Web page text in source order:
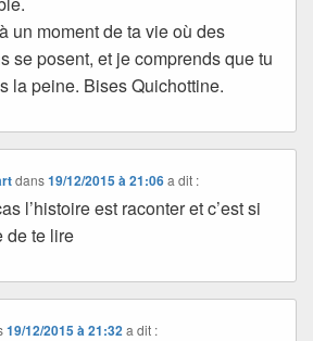
un moment de ta vie où des
se posent, et je comprends que tu
la peine. Bises Quichottine.
dans19/12/2015 à 21:06 a dit :
l’histoire est raconter et c’est si
de te lire
19/12/2015 à 21:32 a dit :